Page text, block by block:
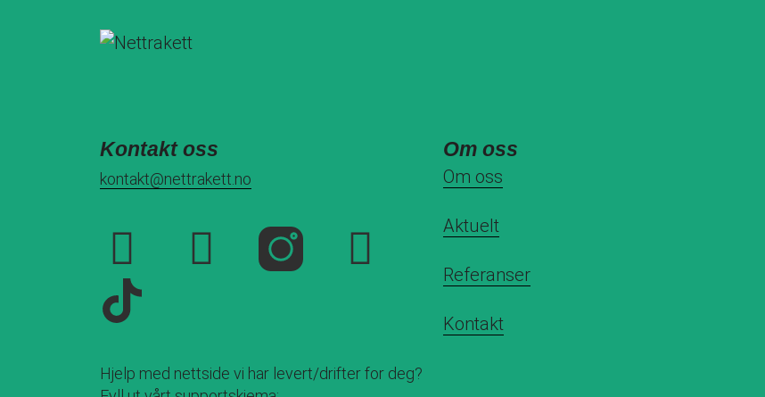
Kontakt oss
kontakt@nettrakett.no
Hjelp med nettside vi har levert/drifter for deg?
Om oss
Om oss
Aktuelt
Referanser
Kontakt